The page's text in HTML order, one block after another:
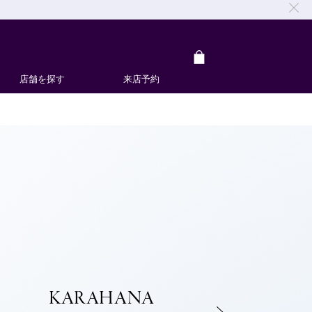
店舗を探す 来店予約
KARAHANA